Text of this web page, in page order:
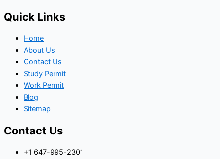
Quick Links
Home
About Us
Contact Us
Study Permit
Work Permit
Blog
Sitemap
Contact Us
+1 647-995-2301